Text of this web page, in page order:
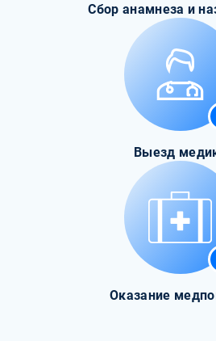
Сбор анамнеза и
Выезд
Оказание